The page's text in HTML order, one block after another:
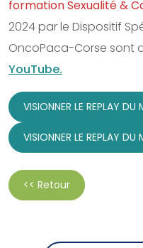
formation Sexualité &
2024 par le Dispositif
OncoPaca-Corse sont
YouTube.
VISIONNER LE REPLAY DU
VISIONNER LE REPLAY DU
<< Retour